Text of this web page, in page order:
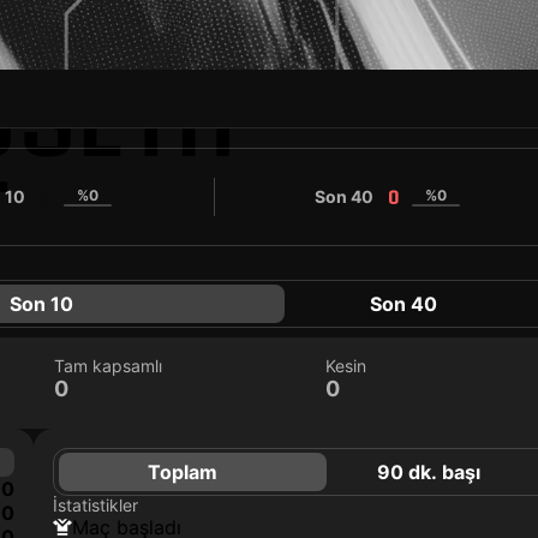
10 %0 Son 40 0 %0
Son 10 Son 40
Tam kapsamlı
0
Kesin
0
0
0
Toplam 90 dk. başı
İstatistikler
maç başladı